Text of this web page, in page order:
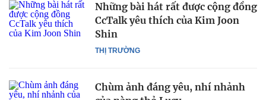
THỊ TRƯỜNG
Những bài hát rất được cộng đồng
CcTalk yêu thích của Kim Joon
Shin
Chùm ảnh đáng yêu, nhí nhảnh